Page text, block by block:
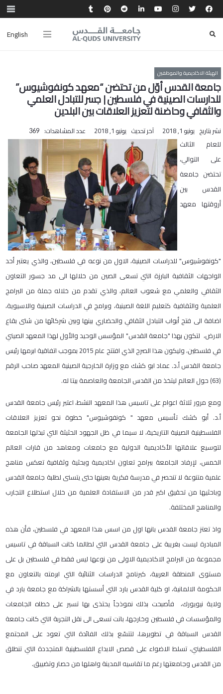
English
الهيئة الاكاديمية والموظفين
جامعة القدس أوّل من تحتضن “معهد كونفوشيوس”
للدارسات الصينية في فلسطين | جسر للتبادل العلمي
والثقافي وحاضنة لتعزيز العلاقات بين البلدين
نشر بتاريخ يونيو 1, 2018 آخر تحديث يونيو 1, 2018 عدد المشاهدات: 369
للعام الثالث
على التوالي،
تحتضن جامعة
القدس بين
أروقتها معهد
"كونفوشيوس" للدراسات الصينية، الاول من نوعه في فلسطين، والذي يعتبر أحد
الواجهات الثقافية البارزة التي تسعى الصين من خلالها الى مد جسور التعاون
الثقافي والعلمي مع شعوب العالم، والذي تقدم من خلاله جملة من البرامج
العلمية والثقافية كتعليم اللغة الصينية، وبرامج في الدراسات الصينية والاسيوية،
اضافة الى فتح أبواب التبادل الثقافي والحضاري بينها وبين شركائها من شتى بقاع
الارض، لتكون بهذا "جامعة القدس" المؤسس الوحيد والأول لهذا المعهد الصيني
في فلسطين، وليكون هذا الصرح الذي افتتح عام 2015 بموجب اتفاقية ابرمها رئيس
جامعة القدس أ.د. عماد ابو كشك مع وزارة الخارجية الصينية المعهد صاحب الرقم
(63) حول العالم ليتخذ من القدس الجامعة والعاصمة بيتا له.
ومع مرور ثلاثة اعوام على تاسيس هذا المعهد النشط، اعتبر رئيس جامعة القدس
أ.د. أبو كشك تأسيس معهد " كونفوشيوس" خطوة نحو تعزيز العلاقات
الفلسطينية الصينية التاريخية، لا سيما في ظل الجهود الحثيثة التي تبذلها الجامعة
لتوسيع علاقاتها الأكاديمية الدولية مع جامعات ومعاهد من قارات العالم
الخمس، لإرفاد الجامعة ببرامج تعاون اكاديمية وبحثية وثقافية تعكس مناهج
علمية متنوعة لا تنحصر في مدرسة فكرية بعينها حتى يتسنى لطلبة جامعة القدس
وباحثيها من تحقيق اكبر قدر من الاستفادة العلمية من خلال استطلاع التجارب
والمناهج المختلفة.
واذ تعتز جامعة القدس بانها اول من اسس هذا المعهد في فلسطين، فأن هذه
المبادرة ليست بغريبة على جامعة القدس التي لطالما كانت السباقة في تاسيس
مجموعة من البرامج الاكاديمية الاولى من نوعها ليس فقط في فلسطين بل على
مستوى المنطقة العربية، كبرنامج الدراسات الثنائية التي ابرمته بالتعاون مع
الحكومة الالمانية، او كلية القدس بارد التي أسستها بالشراكة مع جامعة بارد في
ولاية نيويورك، فأصبحت بذلك نموذجاً يحتذى بها تسير على خطاه الجامعات
والمؤسسات في فلسطين وخارجها، باتت تسعى الى نقل التجربة التي كانت جامعة
القدس السباقة في تطويرها، لتتسّع بذلك الفائدة التي تعود على المجتمع
الفلسطيني، تسلط الاضواء على قصص الابداع الفلسطينية المتجددة التي تنطلق
من القدس وجامعتها رغم ما تقاسيه المدينة واهلها من حصار وتضييق.